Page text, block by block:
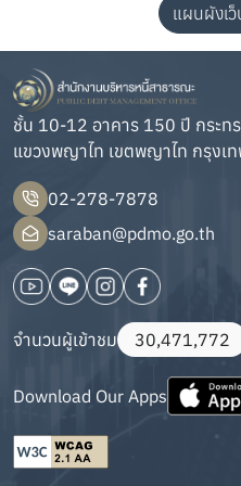
แผนผังเว็
ชั้น 10-12 อาคาร 150 ปี กระท
แขวงพญาไท เขตพญาไท กรุงเ
02-278-7878
saraban@pdmo.go.th
จำนวนผู้เข้าชม 30,471,772
Download Our Apps